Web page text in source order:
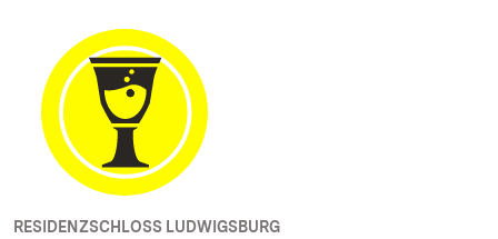
RESIDENZSCHLOSS LUDWIGSBURG